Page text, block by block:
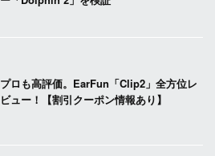
プロも高評価。EarFun「Clip2」全方位レ
ビュー！【割引クーポン情報あり】